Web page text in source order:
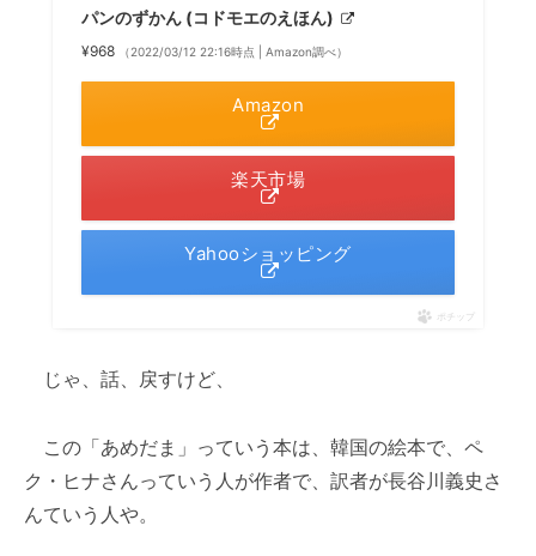
パンのずかん (コドモエのえほん)
¥968 （2022/03/12 22:16時点 | Amazon調べ）
Amazon
楽天市場
Yahooショッピング
ポチップ
じゃ、話、戻すけど、
この「あめだま」っていう本は、韓国の絵本で、ペ
ク・ヒナさんっていう人が作者で、訳者が長谷川義史さ
んていう人や。